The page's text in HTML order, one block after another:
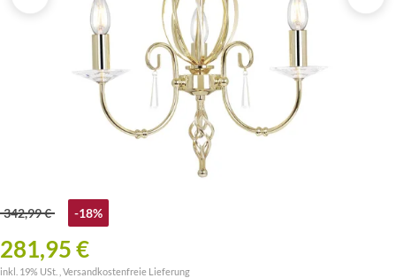
342,99 € -18%
281,95 €
inkl. 19% USt. , Versandkostenfreie Lieferung